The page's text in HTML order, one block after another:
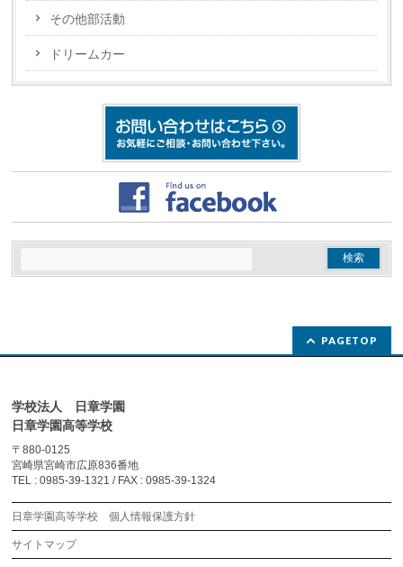
その他部活動
ドリームカー
PAGETOP
学校法人 日章学園
日章学園高等学校
〒880-0125
宮崎県宮崎市広原836番地
TEL : 0985-39-1321 / FAX : 0985-39-1324
日章学園高等学校 個人情報保護方針
サイトマップ